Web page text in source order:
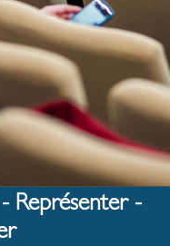
Représenter -